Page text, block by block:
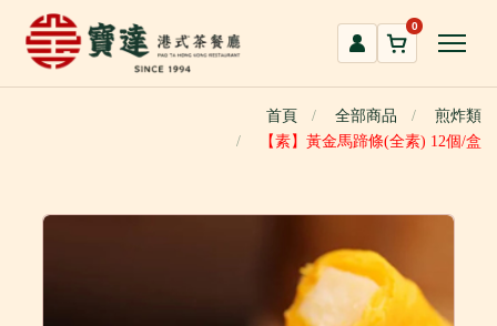
到
0
首頁 全部商品
煎炸類
【素】黃金馬蹄條(全素) 12個/盒